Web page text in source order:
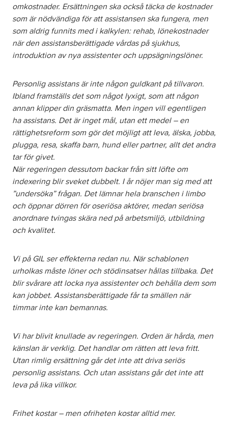
omkostnader. Ersättningen ska också täcka de kostnader
som är nödvändiga för att assistansen ska fungera, men
som aldrig funnits med i kalkylen: rehab, lönekostnader
när den assistansberättigade vårdas på sjukhus,
introduktion av nya assistenter och uppsägningslöner.
Personlig assistans är inte någon guldkant på tillvaron.
Ibland framställs det som något lyxigt, som att någon
annan klipper din gräsmatta. Men ingen vill egentligen
ha assistans. Det är inget mål, utan ett medel – en
rättighetsreform som gör det möjligt att leva, älska, jobba,
plugga, resa, skaffa barn, hund eller partner, allt det andra
tar för givet.
När regeringen dessutom backar från sitt löfte om
indexering blir sveket dubbelt. I år nöjer man sig med att
”undersöka” frågan. Det lämnar hela branschen i limbo
och öppnar dörren för oseriösa aktörer, medan seriösa
anordnare tvingas skära ned på arbetsmiljö, utbildning
och kvalitet.
Vi på GIL ser effekterna redan nu. När schablonen
urholkas måste löner och stödinsatser hållas tillbaka. Det
blir svårare att locka nya assistenter och behålla dem som
kan jobbet. Assistansberättigade får ta smällen när
timmar inte kan bemannas.
Vi har blivit knullade av regeringen. Orden är hårda, men
känslan är verklig. Det handlar om rätten att leva fritt.
Utan rimlig ersättning går det inte att driva seriös
personlig assistans. Och utan assistans går det inte att
leva på lika villkor.
Frihet kostar – men ofriheten kostar alltid mer.